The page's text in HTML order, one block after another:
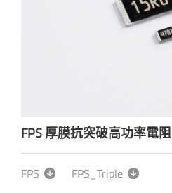
FPS 厚膜抗突破高功率電阻
FPS FPS_Triple